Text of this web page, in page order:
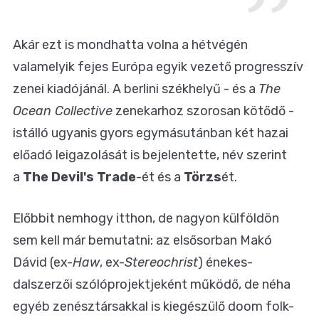
Akár ezt is mondhatta volna a hétvégén
valamelyik fejes Európa egyik vezető progresszív
zenei kiadójánál. A berlini székhelyű - és a The
Ocean Collective zenekarhoz szorosan kötődő -
istálló ugyanis gyors egymásutánban két hazai
előadó leigazolását is bejelentette, név szerint
a The Devil's Trade-ét és a Törzsét.
Előbbit nemhogy itthon, de nagyon külföldön
sem kell már bemutatni: az elsősorban Makó
Dávid (ex-Haw, ex-Stereochrist) énekes-
dalszerzői szólóprojektjeként működő, de néha
egyéb zenésztársakkal is kiegészülő doom folk-